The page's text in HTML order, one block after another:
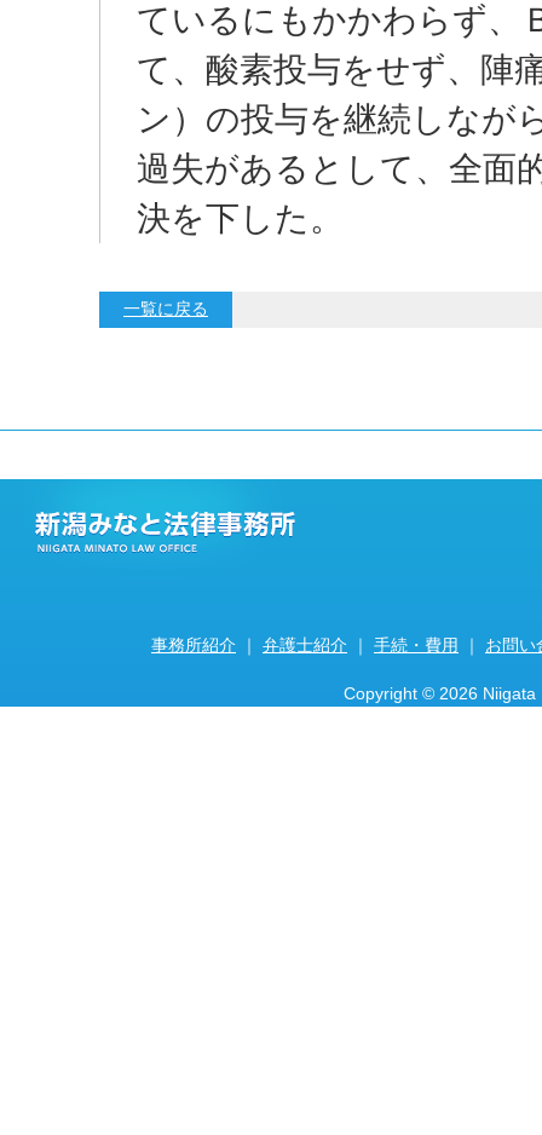
ているにもかかわらず、
て、酸素投与をせず、陣
ン）の投与を継続しなが
過失があるとして、全面
決を下した。
一覧に戻る
事務所紹介 ｜ 弁護士紹介 ｜ 手続・費用 ｜ お問い
Copyright © 2026 Niigata